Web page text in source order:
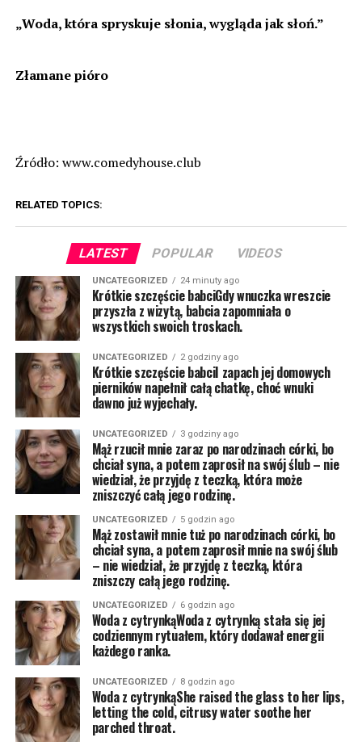
„Woda, która spryskuje słonia, wygląda jak słoń.”
Złamane pióro
Źródło: www.comedyhouse.club
RELATED TOPICS:
LATEST POPULAR VIDEOS
UNCATEGORIZED 24 minuty ago
Krótkie szczęście babciGdy wnuczka wreszcie
przyszła z wizytą, babcia zapomniała o
wszystkich swoich troskach.
UNCATEGORIZED 2 godziny ago
Krótkie szczęście babciI zapach jej domowych
pierników napełnił całą chatkę, choć wnuki
dawno już wyjechały.
UNCATEGORIZED 3 godziny ago
Mąż rzucił mnie zaraz po narodzinach córki, bo
chciał syna, a potem zaprosił na swój ślub – nie
wiedział, że przyjdę z teczką, która może
zniszczyć całą jego rodzinę.
UNCATEGORIZED 5 godzin ago
Mąż zostawił mnie tuż po narodzinach córki, bo
chciał syna, a potem zaprosił mnie na swój ślub
– nie wiedział, że przyjdę z teczką, która
zniszczy całą jego rodzinę.
UNCATEGORIZED 6 godzin ago
Woda z cytrynkąWoda z cytrynką stała się jej
codziennym rytuałem, który dodawał energii
każdego ranka.
UNCATEGORIZED 8 godzin ago
Woda z cytrynkąShe raised the glass to her lips,
letting the cold, citrusy water soothe her
parched throat.